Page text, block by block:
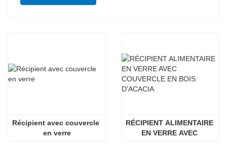
Récipient avec couvercle
en verre
RÉCIPIENT ALIMENTAIRE
EN VERRE AVEC